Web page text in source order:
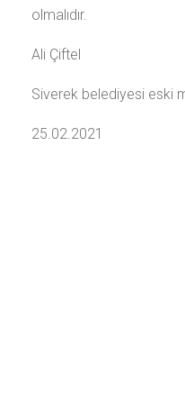
olmalıdır.
Ali Çiftel
Siverek belediyesi eski
25.02.2021